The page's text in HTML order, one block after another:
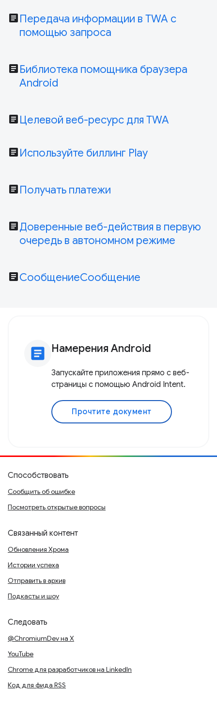
article Передача информации в TWA с
помощью запроса
article Библиотека помощника браузера
Android
article Целевой веб-ресурс для TWA
article Используйте биллинг Play
article Получать платежи
articleДоверенные веб-действия в первую
очередь в автономном режиме
articleСообщениеСообщение
article Намерения Android
Запускайте приложения прямо с веб-
страницы с помощью Android Intent.
Прочтите документ
Способствовать
Сообщить об ошибке
Посмотреть открытые вопросы
Связанный контент
Обновления Хрома
Истории успеха
Отправить в архив
Подкасты и шоу
Следовать
@ChromiumDev на X
YouTube
Chrome для разработчиков на LinkedIn
Код для фида RSS